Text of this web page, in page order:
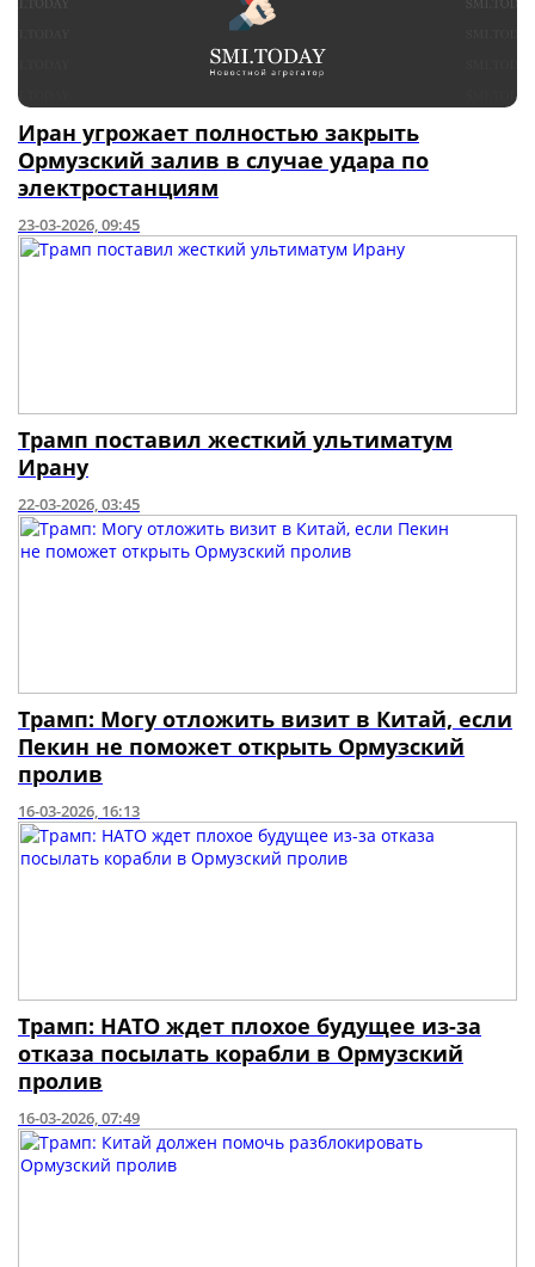
Иран угрожает полностью закрыть
Ормузский залив в случае удара по
электростанциям
23-03-2026, 09:45
Трамп поставил жесткий ультиматум
Ирану
22-03-2026, 03:45
Трамп: Могу отложить визит в Китай, если
Пекин не поможет открыть Ормузский
пролив
16-03-2026, 16:13
Трамп: НАТО ждет плохое будущее из-за
отказа посылать корабли в Ормузский
пролив
16-03-2026, 07:49